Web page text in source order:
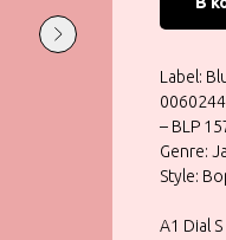
Label:
– BLP
Genre:
Style:
A1 Dial